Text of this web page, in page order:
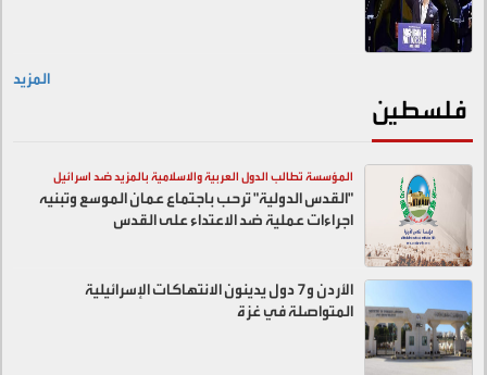
المزيد
فلسطين
المؤسسة تطالب الدول العربية والاسلامية بالمزيد ضد اسرائيل
"القدس الدولية" ترحب باجتماع عمان الموسع وتبنيه
اجراءات عملية ضد الاعتداء على القدس
الأردن و7 دول يدينون الانتهاكات الإسرائيلية
المتواصلة في غزة